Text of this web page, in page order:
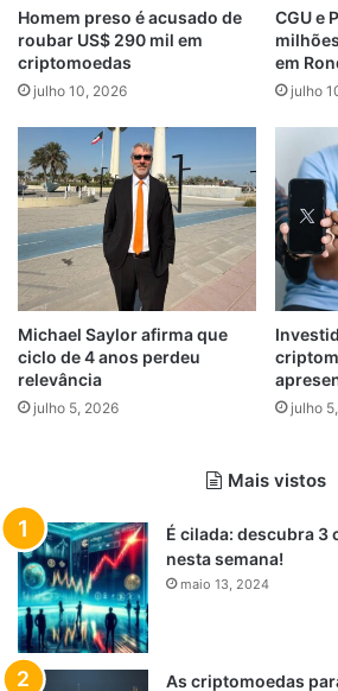
Homem preso é acusado de
roubar US$ 290 mil em
criptomoedas
julho 10, 2026
CGU e
em
julho
Michael Saylor afirma que
ciclo de 4 anos perdeu
relevância
julho 5, 2026 julho
Mais vistos
É cilada: descubra
nesta semana!
maio 13, 2024
As criptomoedas